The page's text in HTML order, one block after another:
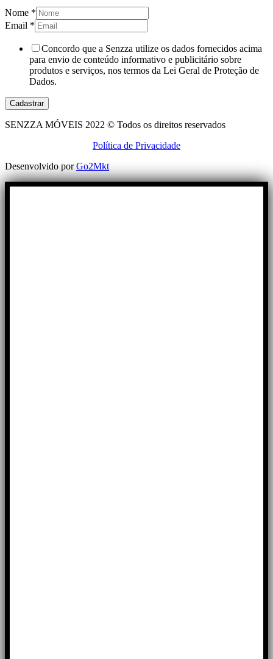
Nome *
Email *
Concordo que a Senzza utilize os dados fornecidos acima
para envio de conteúdo informativo e publicitário sobre
produtos e serviços, nos termos da Lei Geral de Proteção de
Dados.
Cadastrar
SENZZA MÓVEIS 2022 © Todos os direitos reservados
Política de Privacidade
Desenvolvido porGo2Mkt